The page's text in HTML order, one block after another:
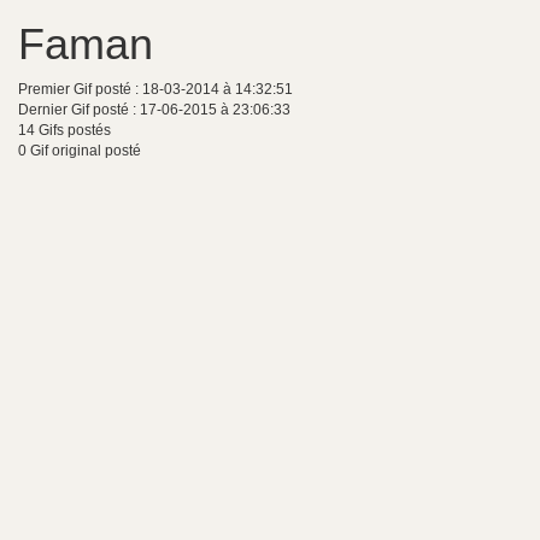
Faman
Premier Gif posté : 18-03-2014 à 14:32:51
Dernier Gif posté : 17-06-2015 à 23:06:33
14 Gifs postés
0 Gif original posté